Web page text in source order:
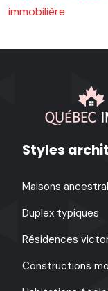
immobilière
Styles
Maisons
Duplex typiques
Résidences
Constructions